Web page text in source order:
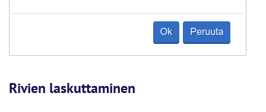
Rivien laskuttaminen